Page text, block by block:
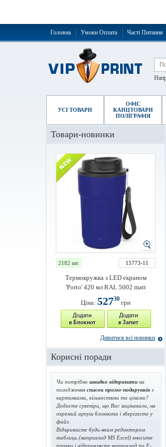
Головна Умови Оплата Часті Питання
УСІ ТОВАРИ
ОФІС
КАНЦТОВАРИ
ПОЛІГРАФІЯ
Товари-новинки
2182 шт. 15773-11
Термокружка з LED екраном
'Porto' 420 мл RAL 5002 matt
Ціна: 52730 грн
Дивитися всі новинки
Корисні поради
Чи потрібно швидко відправити на
погодження список промо-подарунків з
картинками, кількостями та цінами?
Додаєте сувеніри, що Вас зацікавили, на
окремий аркуш блокнота і зберігаєте у
файл.
Відкриваєте будь-яким редактором
таблиць (наприклад MS Excel) вносите
правки і відправляєте наприклад по E-